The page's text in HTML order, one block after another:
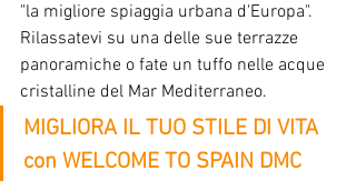
"la migliore spiaggia urbana d'Europa".
Rilassatevi su una delle sue terrazze
panoramiche o fate un tuffo nelle acque
cristalline del Mar Mediterraneo.
MIGLIORA IL TUO STILE DI VITA
con WELCOME TO SPAIN DMC